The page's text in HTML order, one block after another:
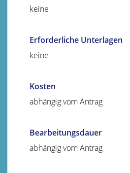
keine
Erforderliche Unterlagen
keine
Kosten
abhängig vom Antrag
Bearbeitungsdauer
abhängig vom Antrag